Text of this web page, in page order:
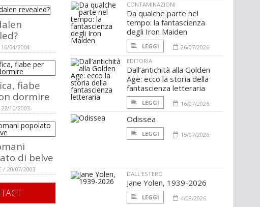
04/2004
fiabe
dormire
10/2003
di belve
/ 20/07/2003
CONTAMINAZIONI
Da qualche parte nel
tempo: la fantascienza
degli Iron Maiden
LEGGI
26/07/2026
EDITORIA
Dall’antichità alla Golden
Age: ecco la storia della
fantascienza letteraria
LEGGI 16/07/2026
Odissea
LEGGI 15/07/2026
DALL'ESTERO
Jane Yolen, 1939-2026
LEGGI 4/08/2026